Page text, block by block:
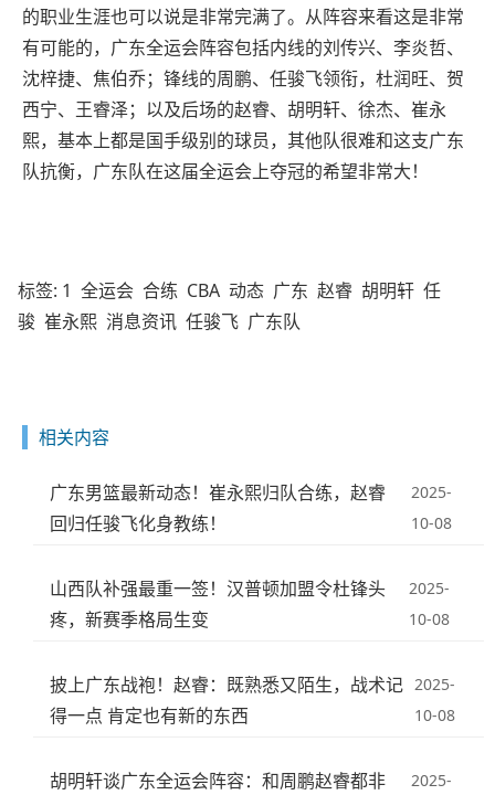
的职业生涯也可以说是非常完满了。从阵容来看这是非常
有可能的，广东全运会阵容包括内线的刘传兴、李炎哲、
沈梓捷、焦伯乔；锋线的周鹏、任骏飞领衔，杜润旺、贺
西宁、王睿泽；以及后场的赵睿、胡明轩、徐杰、崔永
熙，基本上都是国手级别的球员，其他队很难和这支广东
队抗衡，广东队在这届全运会上夺冠的希望非常大！
标签: 1 全运会 合练 CBA 动态 广东 赵睿 胡明轩 任
骏 崔永熙 消息资讯 任骏飞 广东队
相关内容
广东男篮最新动态！崔永熙归队合练，赵睿
回归任骏飞化身教练！
2025-
10-08
山西队补强最重一签！汉普顿加盟令杜锋头
疼，新赛季格局生变
2025-
10-08
披上广东战袍！赵睿：既熟悉又陌生，战术记
得一点 肯定也有新的东西
2025-
10-08
胡明轩谈广东全运会阵容：和周鹏赵睿都非
2025-